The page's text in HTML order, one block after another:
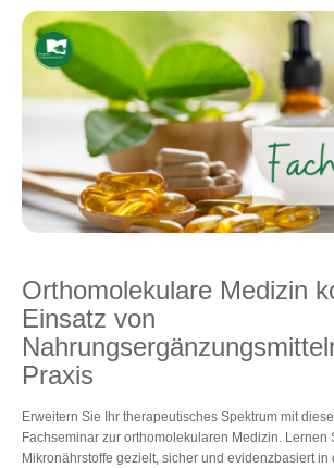
Orthomolekulare Medizin
Einsatz von
Praxis
Erweitern Sie Ihr therapeutisches Spektrum mit
Fachseminar zur orthomolekularen Medizin. Lernen
Mikronährstoffe gezielt, sicher und evidenzbasiert